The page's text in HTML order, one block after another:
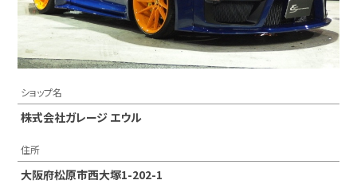
ショップ名
株式会社ガレージ エウル
住所
大阪府松原市西大塚1-202-1